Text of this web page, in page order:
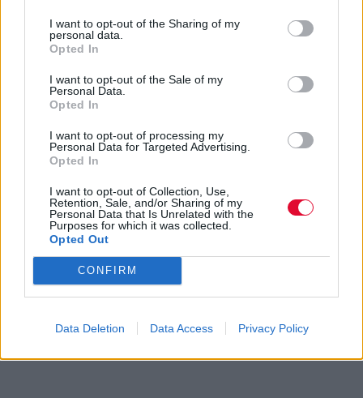
I want to opt-out of the Sharing of my
personal data.
Opted In
I want to opt-out of the Sale of my
Personal Data.
Opted In
I want to opt-out of processing my
Personal Data for Targeted Advertising.
Opted In
I want to opt-out of Collection, Use,
Retention, Sale, and/or Sharing of my
Personal Data that Is Unrelated with the
Purposes for which it was collected.
Opted Out
CONFIRM
Data Deletion Data Access Privacy Policy